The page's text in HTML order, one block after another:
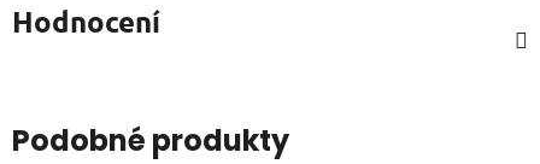
Hodnocení
Podobné produkty